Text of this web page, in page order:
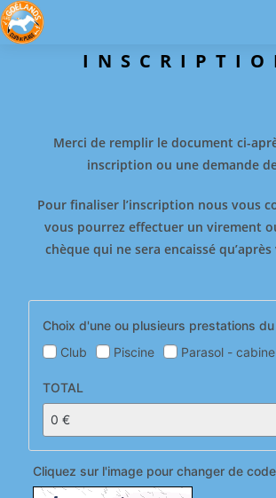
Merci de remplir le document ci-
inscription ou une demande
Pour finaliser l’inscription nous vous
vous pourrez effectuer un virement
chèque qui ne sera encaissé
Choix d'une ou plusieurs prestations
Club
Piscine Parasol -
TOTAL
Cliquez sur l'image pour changer de code